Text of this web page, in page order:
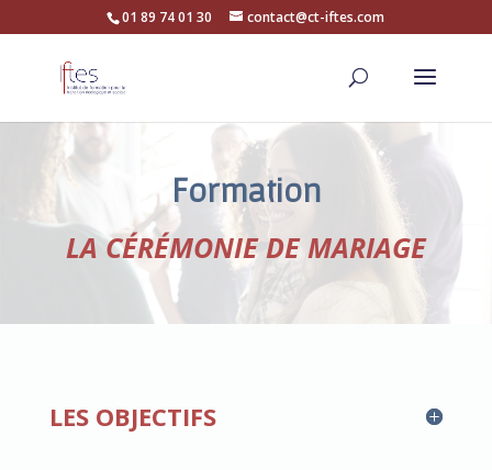
01 89 74 01 30 contact@ct-iftes.com
Formation
LA CÉRÉMONIE DE MARIAGE
LES OBJECTIFS